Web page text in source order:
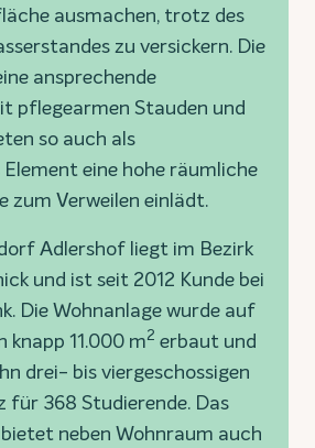
ausmachen, trotz des
zu versickern. Die
ansprechende
pflegearmen Stauden und
so auch als
eine hohe räumliche
zum Verweilen einlädt.
Adlershof liegt im Bezirk
und ist seit 2012 Kunde bei
Die Wohnanlage wurde auf
knapp 11.000 m2 erbaut und
drei- bis viergeschossigen
für 368 Studierende. Das
neben Wohnraum auch